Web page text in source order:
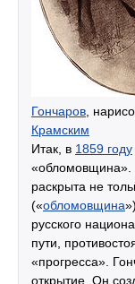
Гончаров ,
Крамским
Итак, в 1859 году
«обломовщина».
раскрыта не
(«обломовщина
русского
пути,
«прогресса».
открытие. Он